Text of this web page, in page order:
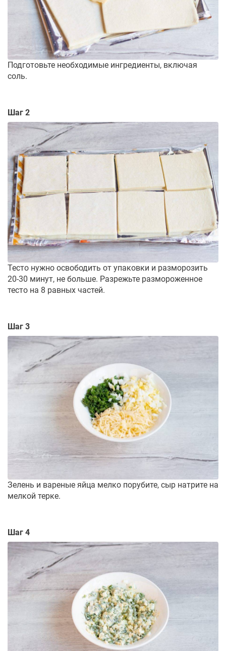
Подготовьте необходимые ингредиенты, включая
соль.
Шаг 2
Тесто нужно освободить от упаковки и разморозить
20-30 минут, не больше. Разрежьте размороженное
тесто на 8 равных частей.
Шаг 3
Зелень и вареные яйца мелко порубите, сыр натрите на
мелкой терке.
Шаг 4